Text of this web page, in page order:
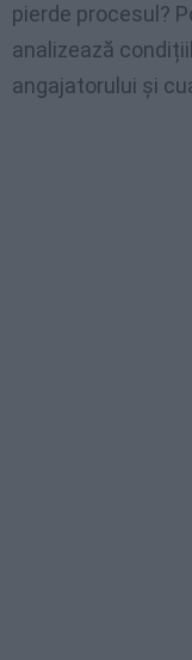
pierde procesul?
analizează
angajatorului și